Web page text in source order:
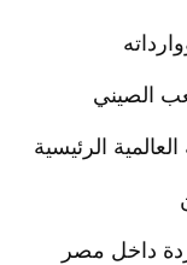
الصيني
الرئيسية
داخل مصر